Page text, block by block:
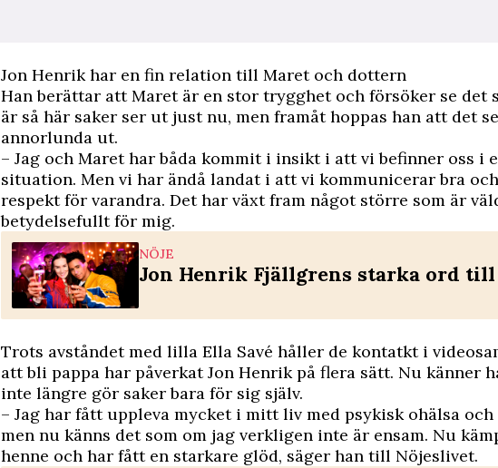
Jon Henrik har en fin relation till Maret och dottern
Han berättar att Maret är en stor trygghet och försöker se det
är så här saker ser ut just nu, men framåt hoppas han att det
annorlunda ut.
– Jag och Maret har båda kommit i insikt i att vi befinner oss i
situation. Men vi har ändå landat i att vi kommunicerar bra
respekt för varandra. Det har växt fram något större som är
betydelsefullt för mig.
NÖJE
Jon Henrik Fjällgrens starka ord
Trots avståndet med lilla Ella Savé håller de kontatkt i
att bli pappa har påverkat Jon Henrik på flera sätt. Nu känner
inte längre gör saker bara för sig själv.
– Jag har fått uppleva mycket i mitt liv med psykisk ohälsa och
men nu känns det som om jag verkligen inte är ensam. Nu
henne och har fått en starkare glöd, säger han till Nöjeslivet.